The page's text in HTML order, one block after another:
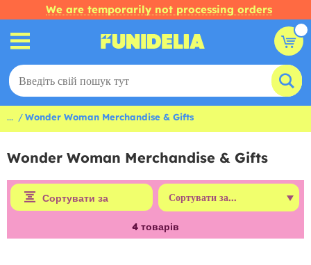
We are temporarily not processing orders
... Wonder Woman Merchandise & Gifts
Wonder Woman Merchandise & Gifts
Сортувати за
4 товарів